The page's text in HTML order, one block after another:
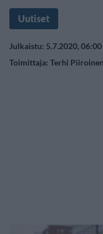
Uutiset
Julkaistu: 5.7.2020, 06:00
Toimittaja: Terhi Piiroinen